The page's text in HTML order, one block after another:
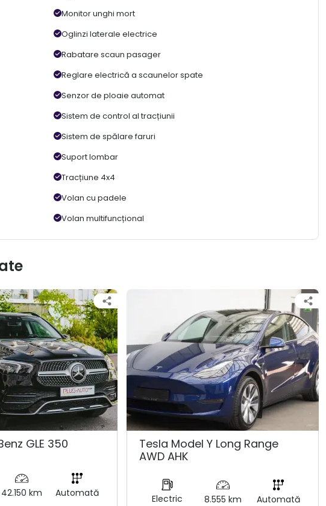
Monitor unghi mort
Oglinzi laterale electrice
Rabatare scaun pasager
Reglare electrică a scaunelor spate
Senzor de ploaie automat
Sistem de control al tracțiunii
Sistem de spălare faruri
Suport lombar
Tracțiune 4x4
Volan cu padele
Volan multifuncțional
GLE 350
42.150 km Automată
Tesla Model Y Long Range
AWD AHK
Electric 8.555 km Automată